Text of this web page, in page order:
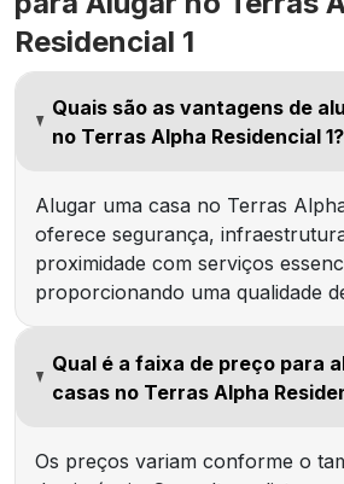
Residencial 1
Quais são as vantagens de
no Terras Alpha Residencial 1?
Alugar uma casa no Terras
oferece segurança,
proximidade com serviços
proporcionando uma qualidade
Qual é a faixa de preço para
casas no Terras Alpha
Os preços variam conforme o